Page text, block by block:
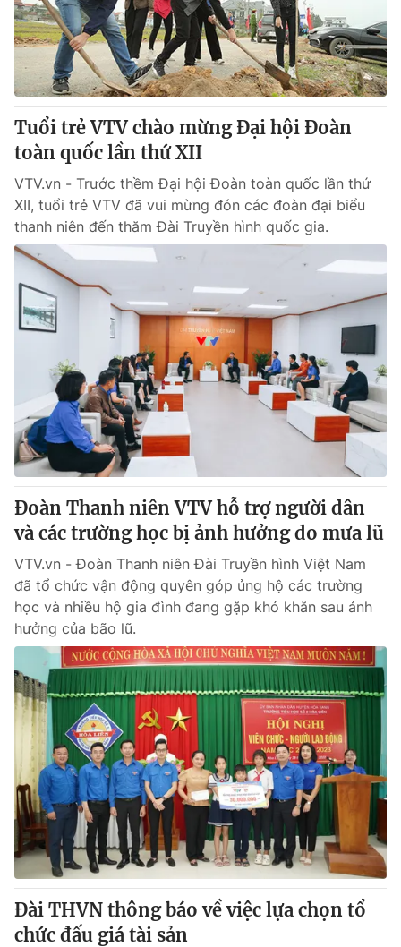
Tuổi trẻ VTV chào mừng Đại hội Đoàn
toàn quốc lần thứ XII
VTV.vn - Trước thềm Đại hội Đoàn toàn quốc lần thứ
XII, tuổi trẻ VTV đã vui mừng đón các đoàn đại biểu
thanh niên đến thăm Đài Truyền hình quốc gia.
Đoàn Thanh niên VTV hỗ trợ người dân
và các trường học bị ảnh hưởng do mưa lũ
VTV.vn - Đoàn Thanh niên Đài Truyền hình Việt Nam
đã tổ chức vận động quyên góp ủng hộ các trường
học và nhiều hộ gia đình đang gặp khó khăn sau ảnh
hưởng của bão lũ.
Đài THVN thông báo về việc lựa chọn tổ
chức đấu giá tài sản